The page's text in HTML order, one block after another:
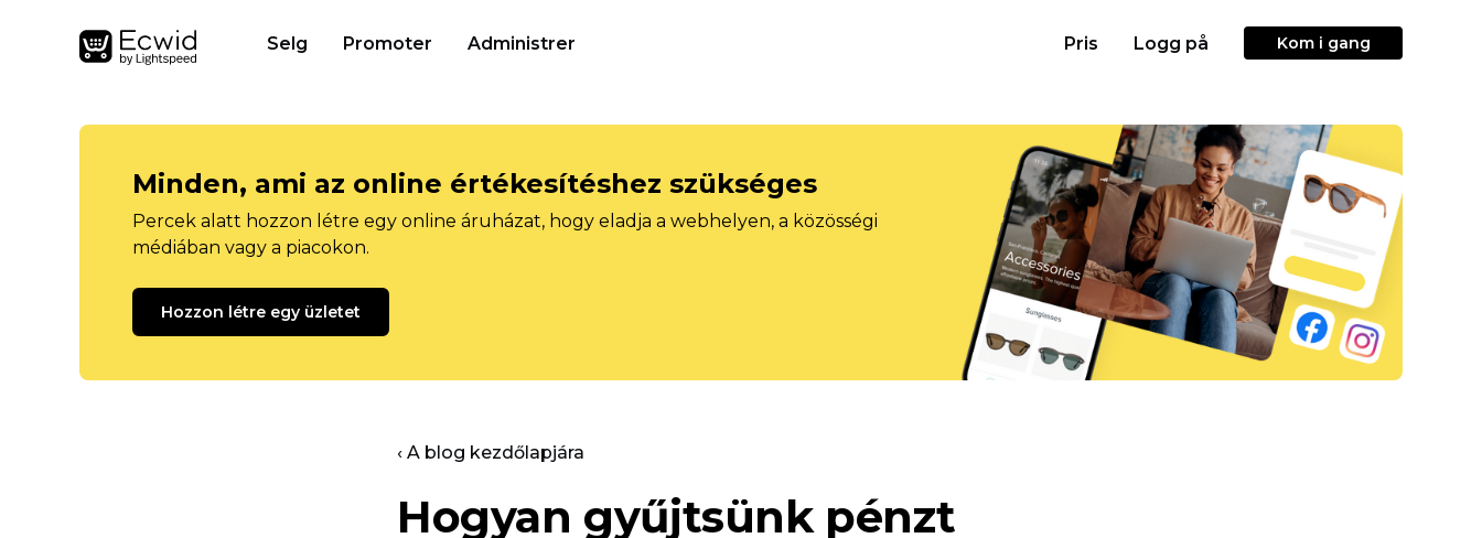
Selg Promoter Administrer Pris Logg på Kom i gang
Minden, ami az online értékesítéshez szükséges
Percek alatt hozzon létre egy online áruházat, hogy eladja a webhelyen, a közösségi
médiában vagy a piacokon.
Hozzon létre egy üzletet
‹ A blog kezdőlapjára
Hogyan gyűjtsünk pénzt